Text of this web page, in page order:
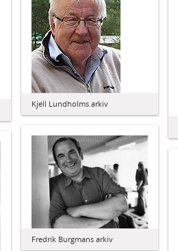
Kjell Lundholms arkiv
Fredrik Burgmans arkiv